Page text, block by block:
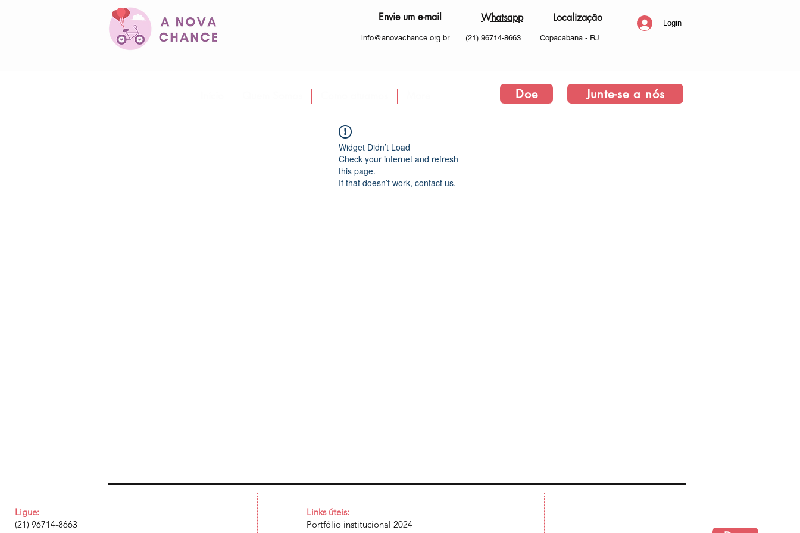
Envie um e-mail
info@anovachance.org.br
Whatsapp
(21) 96714-8663
Localização
Copacabana - RJ
Login
Doe Junte-se a nós
Widget Didn’t Load
Check your internet and refresh
this page.
If that doesn’t work, contact us.
Ligue:
(21) 96714-8663
Links úteis:
Portfólio institucional 2024